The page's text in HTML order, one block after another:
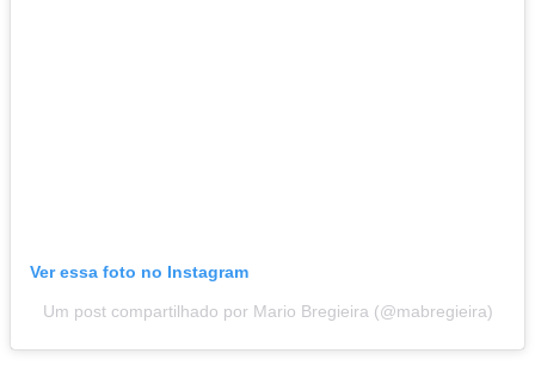
Ver essa foto no Instagram
Um post compartilhado por Mario Bregieira (@mabregieira)